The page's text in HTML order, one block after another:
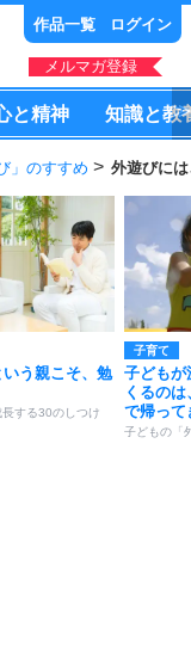
作品一覧 ログイン
メルマガ登録
と精神 知識と教
」のすすめ 外遊びに
いう親こそ、勉
する30のしつけ
子育て
子どもが
くるの
で帰って
子どもの「